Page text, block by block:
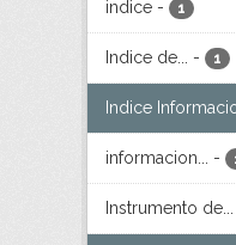
indice - 1
Indice de... - 1
Indice
informacion... -
Instrumento de...